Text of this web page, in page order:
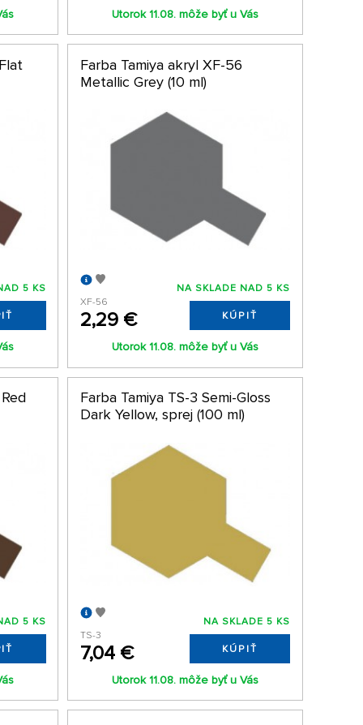
Utorok 11.08. môže byť u Vás
5 KS
Farba Tamiya akryl XF-56
Metallic Grey (10 ml)
XF-56
2,29 €
NA SKLADE NAD 5 KS
KÚPIŤ
Utorok 11.08. môže byť u Vás
5 KS
Farba Tamiya TS-3 Semi-Gloss
Dark Yellow, sprej (100 ml)
TS-3
7,04 €
NA SKLADE 5 KS
KÚPIŤ
Utorok 11.08. môže byť u Vás